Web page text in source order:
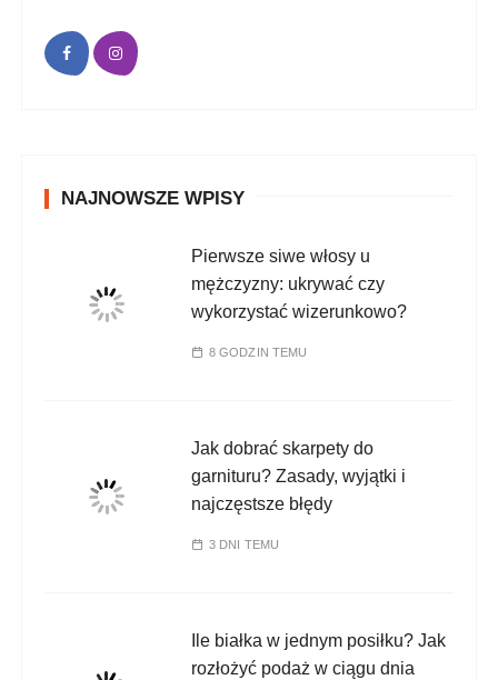
NAJNOWSZE WPISY
Pierwsze siwe włosy u
mężczyzny: ukrywać czy
wykorzystać wizerunkowo?
8 GODZIN TEMU
Jak dobrać skarpety do
garnituru? Zasady, wyjątki i
najczęstsze błędy
3 DNI TEMU
Ile białka w jednym posiłku? Jak
rozłożyć podaż w ciągu dnia